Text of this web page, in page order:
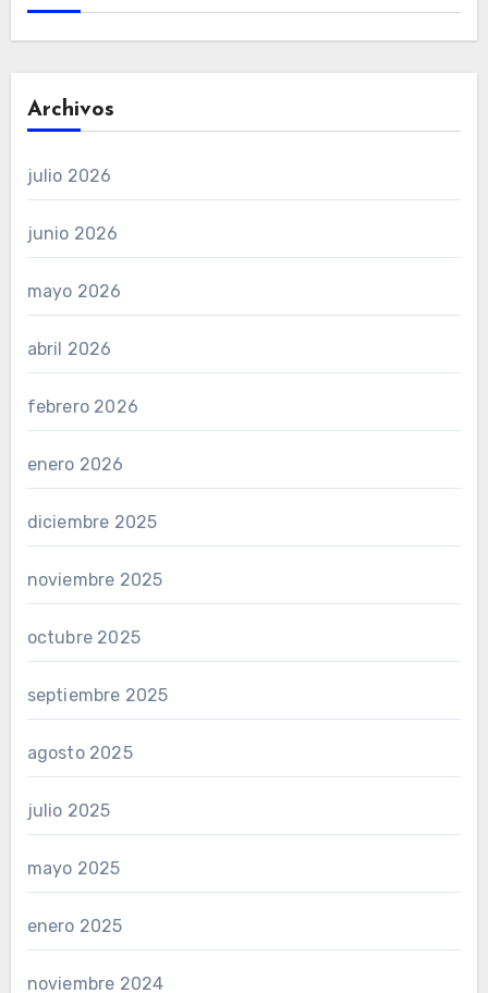
Archivos
julio 2026
junio 2026
mayo 2026
abril 2026
febrero 2026
enero 2026
diciembre 2025
noviembre 2025
octubre 2025
septiembre 2025
agosto 2025
julio 2025
mayo 2025
enero 2025
noviembre 2024